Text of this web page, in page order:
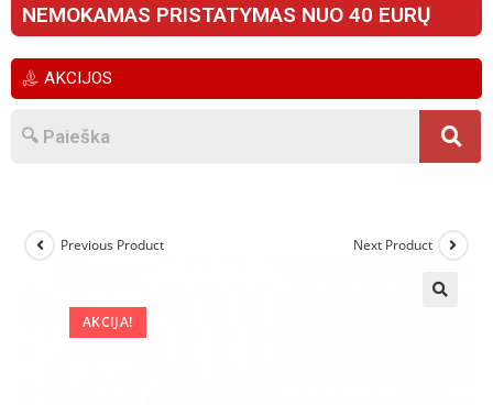
NEMOKAMAS PRISTATYMAS NUO 40 EURŲ
AKCIJOS
AKCIJA!
Previous Product Next Product